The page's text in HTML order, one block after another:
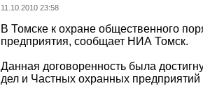
11.10.2010 23:58
В Томске к охране общественного
предприятия, сообщает НИА Томск.
Данная договоренность была
дел и Частных охранных